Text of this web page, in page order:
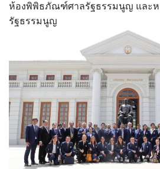
ห้องพิพิธภัณฑ์ศาลรัฐธรรมนูญ และห
รัฐธรรมนูญ